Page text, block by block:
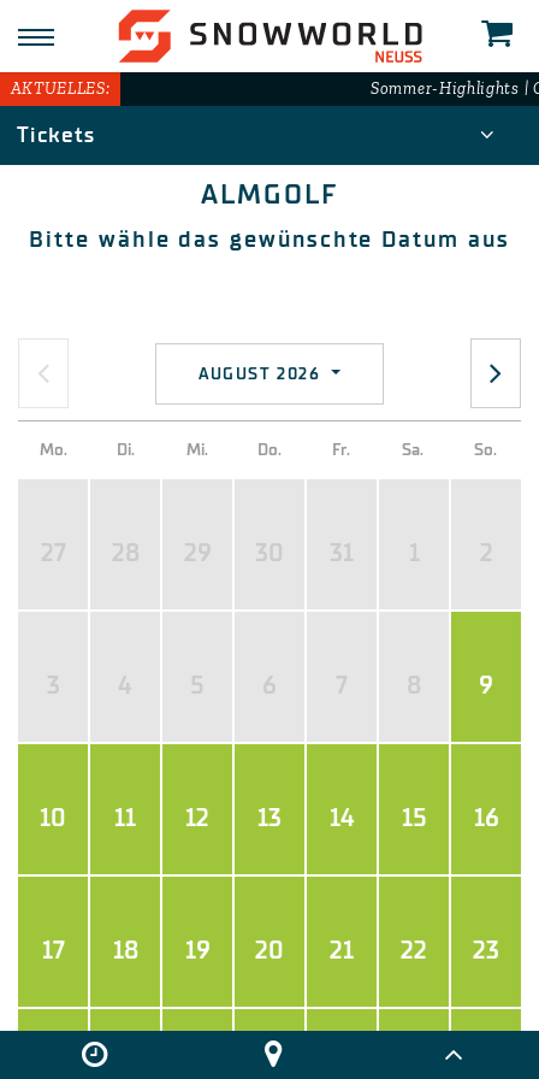
AKTUELLES: Sommer-Highlights |
Tickets
ALMGOLF
Bitte wähle das gewünschte Datum aus
AUGUST 2026
Mo. Di. Mi. Do. Fr. Sa. So.
27 28 29 30 31 1 2
3 4 5 6 7 8 9
10 11 12 13 14 15 16
17 18 19 20 21 22 23